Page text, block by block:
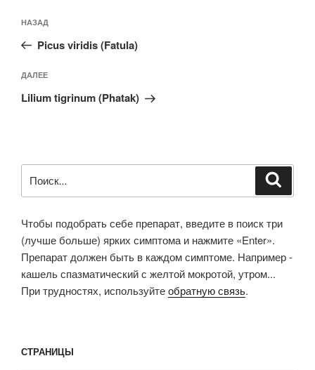
по
записям
Предыдущая
запись:
НАЗАД
Picus viridis (Fatula)
Следующая
запись
ДАЛЕЕ
Lilium tigrinum (Phatak)
Чтобы подобрать себе препарат, введите в поиск три
(лучше больше) ярких симптома и нажмите «Enter».
Препарат должен быть в каждом симптоме. Например -
кашель спазматический с желтой мокротой, утром...
При трудностях, используйтеобратную связь.
СТРАНИЦЫ